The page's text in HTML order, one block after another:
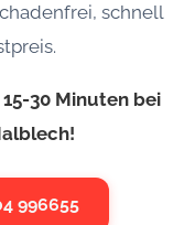
schnell
30 Minuten bei
996655